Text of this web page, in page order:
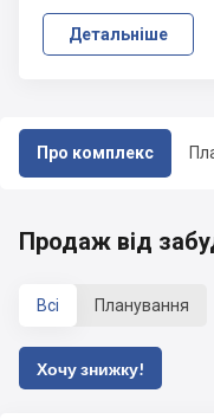
Про комплекс
Детальніше
Продаж від
Всі Планування
Хочу знижку!